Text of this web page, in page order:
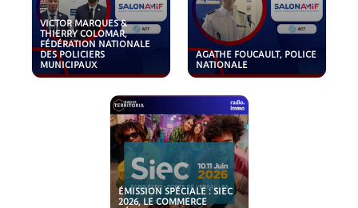
VICTOR MARQUES &
THIERRY COLOMAR,
FÉDÉRATION NATIONALE
DES POLICIERS
MUNICIPAUX
AGATHE FOUCAULT, POLICE
NATIONALE
ÉMISSION SPÉCIALE : SIEC
2026, LE COMMERCE